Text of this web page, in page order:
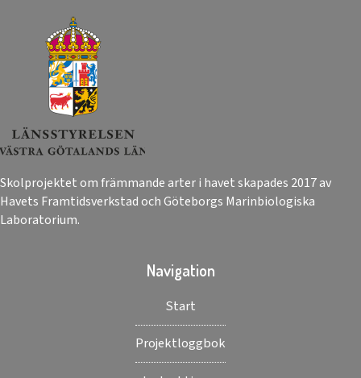
Skolprojektet om främmande arter i havet skapades 2017 av
Havets Framtidsverkstad och Göteborgs Marinbiologiska
Laboratorium.
Navigation
Start
Projektloggbok